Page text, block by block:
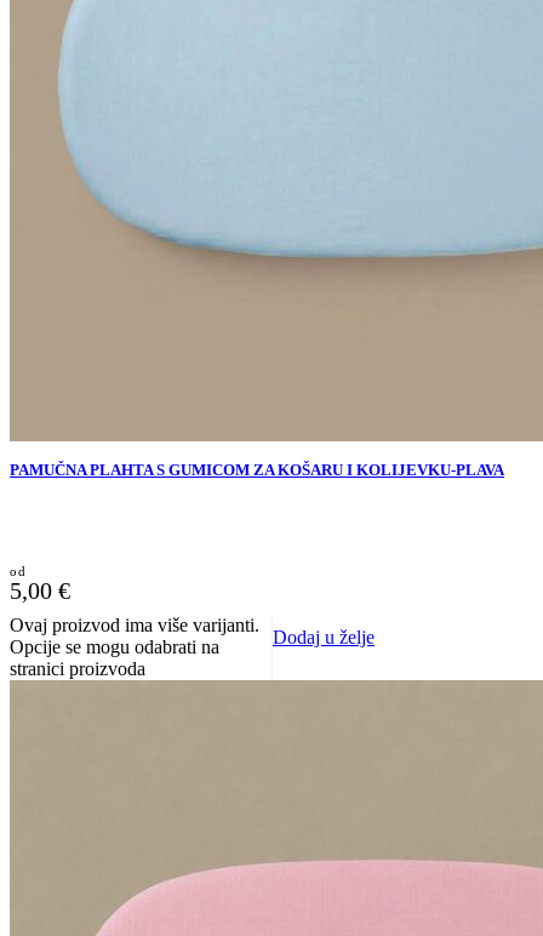
PAMUČNA PLAHTA S GUMICOM ZA KOŠARU I KOLIJEVKU-PLAVA
5,00 €
Ovaj proizvod ima više varijanti.
Opcije se mogu odabrati na
stranici proizvoda
Dodaj u želje